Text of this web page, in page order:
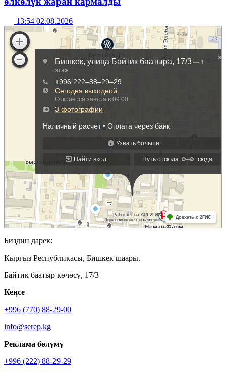
13:54 02.08.2026
Биздин дарек:
Кыргыз Республикасы, Бишкек шаары.
Байтик баатыр көчөсү, 17/3
Кеӊсе
+996 (770) 88-29-00
info@serep.kg
Реклама бөлүмү
+996 (222) 88-29-29